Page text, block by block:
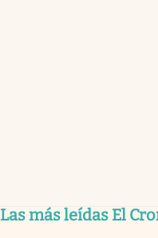
Las más leídas El